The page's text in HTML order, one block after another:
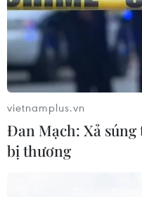
vietnamplus.vn
Đan Mạch: Xả
bị thương